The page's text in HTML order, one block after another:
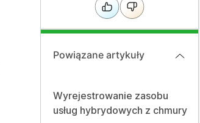
Powiązane artykuły
Wyrejestrowanie zasobu
usług hybrydowych z chmury